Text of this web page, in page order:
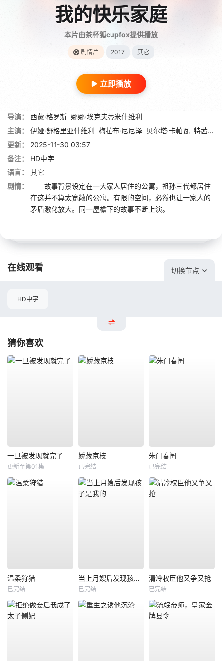
我的快乐家庭
本片由茶杯狐cupfox提供播放
剧情片 2017 其它
立即播放
导演： 西蒙·格罗斯 娜娜·埃克夫蒂米什维利
主演：
伊娅·舒格里亚什维利 梅拉布·尼尼泽 贝尔塔·卡帕瓦 特茜茜娅·卡姆希什维利
更新：
2025-11-30 03:57
备注：
HD中字
语言：
其它
剧情：
故事背景设定在一大家人居住的公寓，祖孙三代都居住
在这并不算太宽敞的公寓。有限的空间，必然也让一家人的
矛盾激化放大。同一屋檐下的故事不断上演。
在线观看 切换节点
HD中字
猜你喜欢
一旦被发现就完了
更新至第01集
娇藏京枝
已完结
朱门春闺
已完结
温柔狩猎
已完结
当上月嫂后发现孩子是我的
已完结
清冷权臣他又争又抢
已完结